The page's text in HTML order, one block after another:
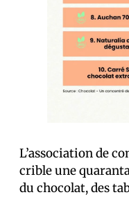
L’association de
crible une
du chocolat, des